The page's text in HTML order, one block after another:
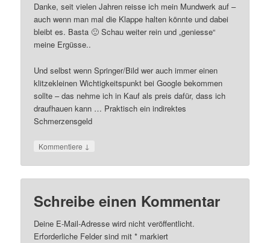
Danke, seit vielen Jahren reisse ich mein Mundwerk auf –
auch wenn man mal die Klappe halten könnte und dabei
bleibt es. Basta 🙂 Schau weiter rein und „geniesse“
meine Ergüsse..
Und selbst wenn Springer/Bild wer auch immer einen
klitzekleinen Wichtigkeitspunkt bei Google bekommen
sollte – das nehme ich in Kauf als preis dafür, dass ich
draufhauen kann … Praktisch ein indirektes
Schmerzensgeld
Kommentiere ↓
Schreibe einen Kommentar
Deine E-Mail-Adresse wird nicht veröffentlicht.
Erforderliche Felder sind mit* markiert